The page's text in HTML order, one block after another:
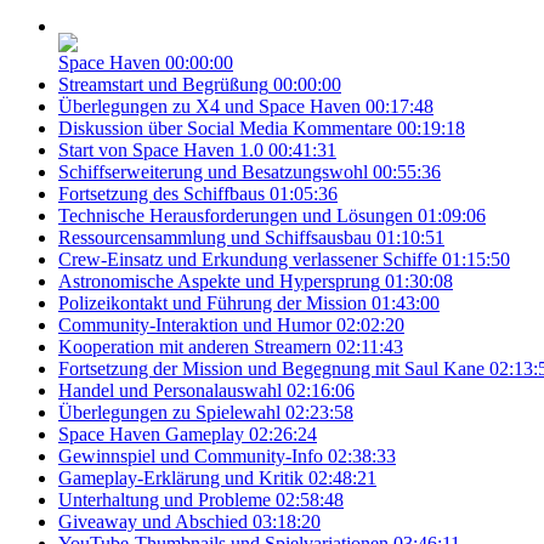
Space Haven 00:00:00
Streamstart und Begrüßung 00:00:00
Überlegungen zu X4 und Space Haven 00:17:48
Diskussion über Social Media Kommentare 00:19:18
Start von Space Haven 1.0 00:41:31
Schiffserweiterung und Besatzungswohl 00:55:36
Fortsetzung des Schiffbaus 01:05:36
Technische Herausforderungen und Lösungen 01:09:06
Ressourcensammlung und Schiffsausbau 01:10:51
Crew-Einsatz und Erkundung verlassener Schiffe 01:15:50
Astronomische Aspekte und Hypersprung 01:30:08
Polizeikontakt und Führung der Mission 01:43:00
Community-Interaktion und Humor 02:02:20
Kooperation mit anderen Streamern 02:11:43
Fortsetzung der Mission und Begegnung mit Saul Kane
Handel und Personalauswahl 02:16:06
Überlegungen zu Spielewahl 02:23:58
Space Haven Gameplay 02:26:24
Gewinnspiel und Community-Info 02:38:33
Gameplay-Erklärung und Kritik 02:48:21
Unterhaltung und Probleme 02:58:48
Giveaway und Abschied 03:18:20